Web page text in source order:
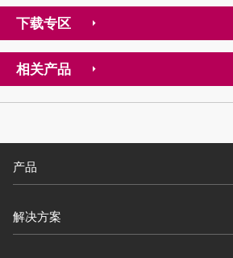
下载专区
相关产品
产品
解决方案